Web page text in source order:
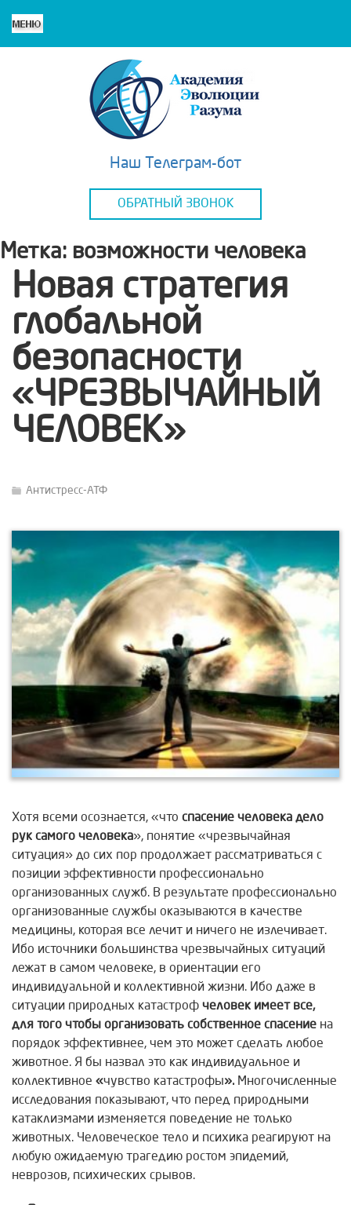
Наш Телеграм-бот
ОБРАТНЫЙ ЗВОНОК
Метка: возможности человека
Новая стратегия
глобальной
безопасности
«ЧРЕЗВЫЧАЙНЫЙ
ЧЕЛОВЕК»
Антистресс-АТФ
Хотя всеми осознается, «что спасение человека дело
рук самого человека», понятие «чрезвычайная
ситуация» до сих пор продолжает рассматриваться с
позиции эффективности профессионально
организованных служб. В результате профессионально
организованные службы оказываются в качестве
медицины, которая все лечит и ничего не излечивает.
Ибо источники большинства чрезвычайных ситуаций
лежат в самом человеке, в ориентации его
индивидуальной и коллективной жизни. Ибо даже в
ситуации природных катастроф человек имеет все,
для того чтобы организовать собственное спасение на
порядок эффективнее, чем это может сделать любое
животное. Я бы назвал это как индивидуальное и
коллективное «чувство катастрофы». Многочисленные
исследования показывают, что перед природными
катаклизмами изменяется поведение не только
животных. Человеческое тело и психика реагируют на
любую ожидаемую трагедию ростом эпидемий,
неврозов, психических срывов.